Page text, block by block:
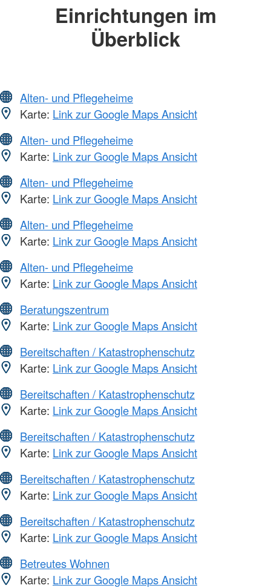
Einrichtungen im
Überblick
Alten- und Pflegeheime
Karte: Link zur Google Maps Ansicht
Alten- und Pflegeheime
Karte: Link zur Google Maps Ansicht
Alten- und Pflegeheime
Karte: Link zur Google Maps Ansicht
Alten- und Pflegeheime
Karte: Link zur Google Maps Ansicht
Alten- und Pflegeheime
Karte: Link zur Google Maps Ansicht
Beratungszentrum
Karte: Link zur Google Maps Ansicht
Bereitschaften / Katastrophenschutz
Karte: Link zur Google Maps Ansicht
Bereitschaften / Katastrophenschutz
Karte: Link zur Google Maps Ansicht
Bereitschaften / Katastrophenschutz
Karte: Link zur Google Maps Ansicht
Bereitschaften / Katastrophenschutz
Karte: Link zur Google Maps Ansicht
Bereitschaften / Katastrophenschutz
Karte: Link zur Google Maps Ansicht
Betreutes Wohnen
Karte: Link zur Google Maps Ansicht